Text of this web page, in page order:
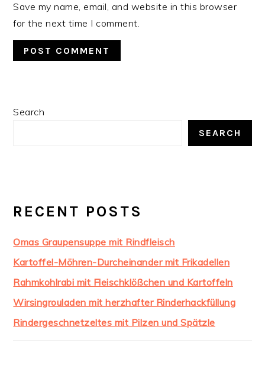
Save my name, email, and website in this browser
for the next time I comment.
PRIMARY
Search
SEARCH
RECENT POSTS
Omas Graupensuppe mit Rindfleisch
Kartoffel-Möhren-Durcheinander mit Frikadellen
Rahmkohlrabi mit Fleischklößchen und Kartoffeln
Wirsingrouladen mit herzhafter Rinderhackfüllung
Rindergeschnetzeltes mit Pilzen und Spätzle